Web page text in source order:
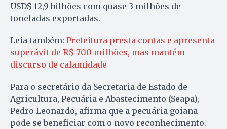
USD$ 12,9 bilhões com quase 3 milhões de
toneladas exportadas.
Leia também: Prefeitura presta contas e apresenta
superávit de R$ 700 milhões, mas mantém
discurso de calamidade
Para o secretário da Secretaria de Estado de
Agricultura, Pecuária e Abastecimento (Seapa),
Pedro Leonardo, afirma que a pecuária goiana
pode se beneficiar com o novo reconhecimento.